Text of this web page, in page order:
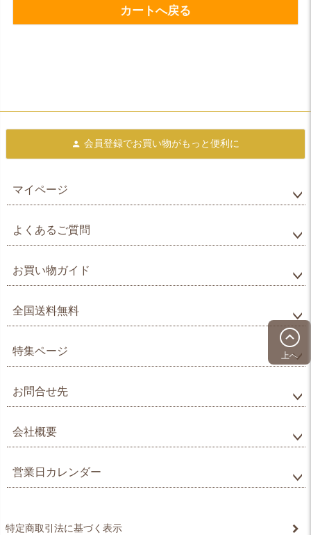
カートへ戻る
上へ
会員登録でお買い物がもっと便利に
マイページ
よくあるご質問
お買い物ガイド
全国送料無料
特集ページ
お問合せ先
会社概要
営業日カレンダー
特定商取引法に基づく表示